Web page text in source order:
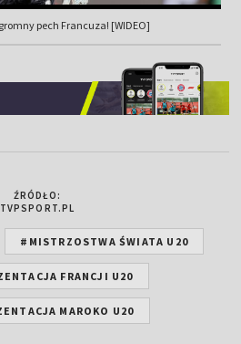
pech Francuza! [WIDEO]
ŹRÓDŁO:
TVPSPORT.PL
#MISTRZOSTWA ŚWIATA U20
FRANCJI U20
MAROKO U20